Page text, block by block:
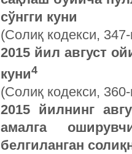
сўнгги куни
(Солиқ кодекси,
2015 йил август
куни4
(Солиқ кодекси,
2015 йилнинг
амалга
белгиланган